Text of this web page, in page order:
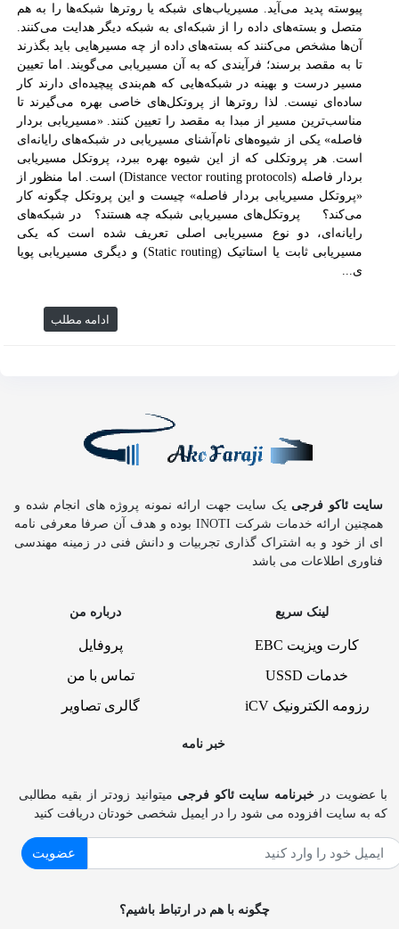
پیوسته پدید می‌آید. مسیریاب‌های شبکه یا روترها شبکه‌ها را به هم
متصل و بسته‌های داده را از شبکه‌ای به شبکه دیگر هدایت می‌کنند.
آن‌ها مشخص می‌کنند که بسته‌های داده از چه مسیرهایی باید بگذرند
تا به مقصد برسند؛ فرآیندی که به آن مسیریابی می‌گویند. اما تعیین
مسیر درست و بهینه در شبکه‌هایی که هم‌بندی پیچیده‌ای دارند کار
ساده‌ای نیست. لذا روترها از پروتکل‌های خاصی بهره می‌گیرند تا
مناسب‌ترین مسیر از مبدا به مقصد را تعیین کنند. «مسیریابی بردار
فاصله» یکی از شیوه‌های نام‌آشنای مسیریابی در شبکه‌های رایانه‌ای
است. هر پروتکلی که از این شیوه بهره ببرد، پروتکل‌ مسیریابی
بردار فاصله (Distance vector routing protocols) است. اما منظور از
«پروتکل مسیریابی بردار فاصله» چیست و این پروتکل چگونه کار
می‌کند؟ پروتکل‌های مسیریابی شبکه چه هستند؟ در شبکه‌های
رایانه‌ای، دو نوع مسیریابی اصلی تعریف شده است که یکی
مسیریابی ثابت یا استاتیک (Static routing) و دیگری مسیریابی پویا
ی...
ادامه مطلب
سایت ئاکو فرجی یک سایت جهت ارائه نمونه پروژه های انجام شده و
همچنین ارائه خدمات شرکت INOTI بوده و هدف آن صرفا معرفی نامه
ای از خود و به اشتراک گذاری تجربیات و دانش فنی در زمینه مهندسی
فناوری اطلاعات می باشد
لینک سریع
کارت ویزیت EBC
خدمات USSD
رزومه الکترونیک iCV
درباره من
پروفایل
تماس با من
گالری تصاویر
خبر نامه
با عضویت در خبرنامه سایت ئاکو فرجی میتوانید زودتر از بقیه مطالبی
که به سایت افزوده می شود را در ایمیل شخصی خودتان دریافت کنید
عضویت
چگونه با هم در ارتباط باشیم؟